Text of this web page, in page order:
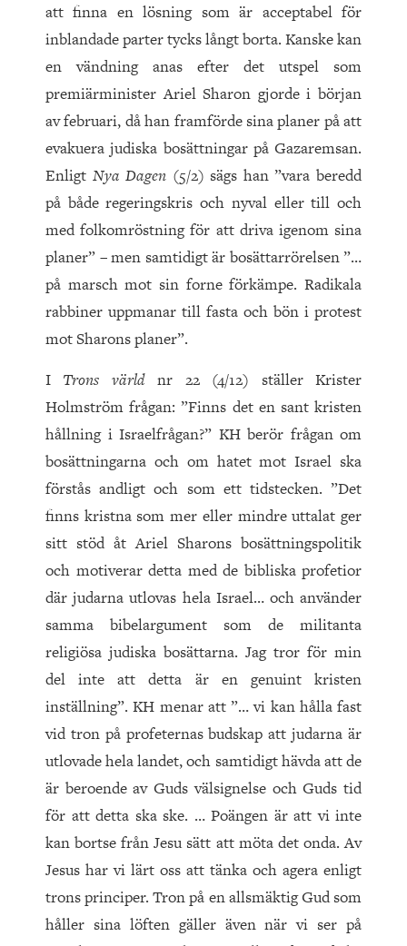
att finna en lösning som är acceptabel för
inblandade parter tycks långt borta. Kanske kan
en vändning anas efter det utspel som
premiärminister Ariel Sharon gjorde i början
av februari, då han framförde sina planer på att
evakuera judiska bosättningar på Gazaremsan.
Enligt Nya Dagen (5/2) sägs han ”vara beredd
på både regeringskris och nyval eller till och
med folkomröstning för att driva igenom sina
planer” – men samtidigt är bosättarrörelsen ”…
på marsch mot sin forne förkämpe. Radikala
rabbiner uppmanar till fasta och bön i protest
mot Sharons planer”.
I Trons världnr 22 (4/12) ställer Krister
Holmström frågan: ”Finns det en sant kristen
hållning i Israelfrågan?” KH berör frågan om
bosättningarna och om hatet mot Israel ska
förstås andligt och som ett tidstecken. ”Det
finns kristna som mer eller mindre uttalat ger
sitt stöd åt Ariel Sharons bosättningspolitik
och motiverar detta med de bibliska profetior
där judarna utlovas hela Israel… och använder
samma bibelargument som de militanta
religiösa judiska bosättarna. Jag tror för min
del inte att detta är en genuint kristen
inställning”. KH menar att ”… vi kan hålla fast
vid tron på profeternas budskap att judarna är
utlovade hela landet, och samtidigt hävda att de
är beroende av Guds välsignelse och Guds tid
för att detta ska ske. … Poängen är att vi inte
kan bortse från Jesu sätt att möta det onda. Av
Jesus har vi lärt oss att tänka och agera enligt
trons principer. Tron på en allsmäktig Gud som
håller sina löften gäller även när vi ser på